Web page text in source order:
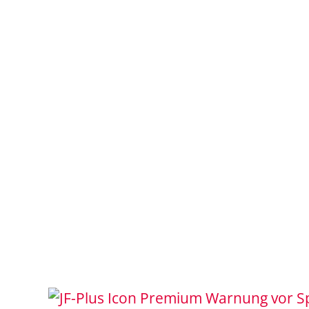
Warnung vor